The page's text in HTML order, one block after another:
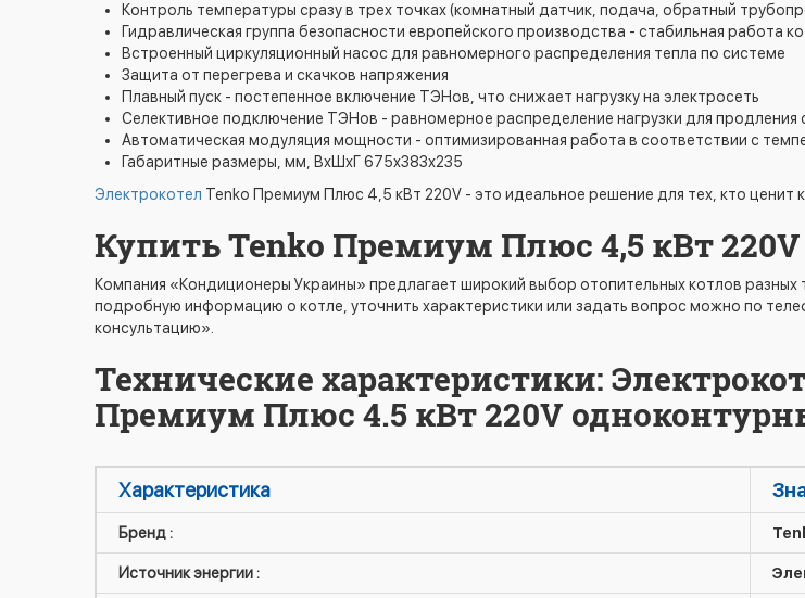
Контроль температуры сразу в трех точках (комнатный датчик, подача, обратный
Гидравлическая группа безопасности европейского производства - стабильная работа
Встроенный циркуляционный насос для равномерного распределения тепла по системе
Защита от перегрева и скачков напряжения
Плавный пуск - постепенное включение ТЭНов, что снижает нагрузку на электросеть
Селективное подключение ТЭНов - равномерное распределение нагрузки для продления
Автоматическая модуляция мощности - оптимизированная работа в соответствии с
Габаритные размеры, мм, ВхШхГ 675х383х235
Электрокотел Tenko Премиум Плюс 4,5 кВт 220V - это идеальное решение для тех, кто
Купить Tenko Премиум Плюс 4,5 кВт 220V
Компания «Кондиционеры Украины» предлагает широкий выбор отопительных котлов
подробную информацию о котле, уточнить характеристики или задать вопрос можно по
консультацию».
Технические характеристики:
Премиум Плюс 4.5 кВт 220V
Характеристика
Бренд :
Источник энергии :